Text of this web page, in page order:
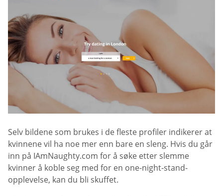
Selv bildene som brukes i de fleste profiler indikerer at
kvinnene vil ha noe mer enn bare en sleng. Hvis du går
inn på IAmNaughty.com for å søke etter slemme
kvinner å koble seg med for en one-night-stand-
opplevelse, kan du bli skuffet.